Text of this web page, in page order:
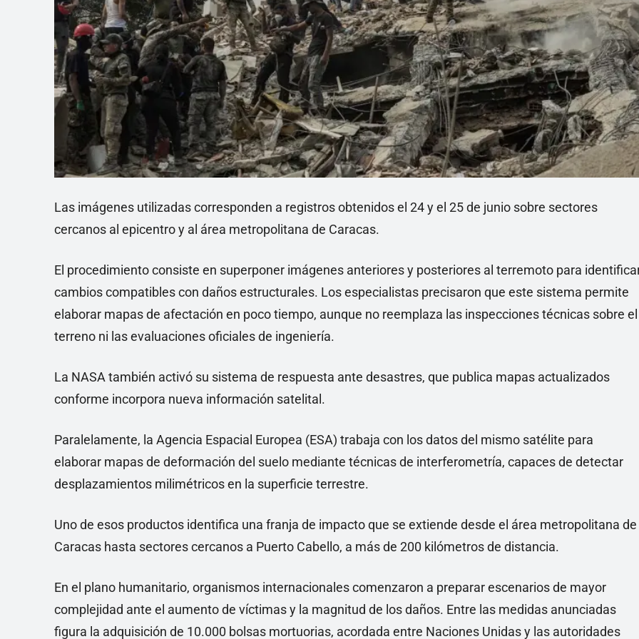
Las imágenes utilizadas corresponden a registros obtenidos el 24 y el 25 de junio sobre sectores
cercanos al epicentro y al área metropolitana de Caracas.
El procedimiento consiste en superponer imágenes anteriores y posteriores al terremoto para
cambios compatibles con daños estructurales. Los especialistas precisaron que este sistema permite
elaborar mapas de afectación en poco tiempo, aunque no reemplaza las inspecciones técnicas sobre el
terreno ni las evaluaciones oficiales de ingeniería.
La NASA también activó su sistema de respuesta ante desastres, que publica mapas actualizados
conforme incorpora nueva información satelital.
Paralelamente, la Agencia Espacial Europea (ESA) trabaja con los datos del mismo satélite para
elaborar mapas de deformación del suelo mediante técnicas de interferometría, capaces de detectar
desplazamientos milimétricos en la superficie terrestre.
Uno de esos productos identifica una franja de impacto que se extiende desde el área metropolitana de
Caracas hasta sectores cercanos a Puerto Cabello, a más de 200 kilómetros de distancia.
En el plano humanitario, organismos internacionales comenzaron a preparar escenarios de mayor
complejidad ante el aumento de víctimas y la magnitud de los daños. Entre las medidas anunciadas
figura la adquisición de 10.000 bolsas mortuorias, acordada entre Naciones Unidas y las autoridades